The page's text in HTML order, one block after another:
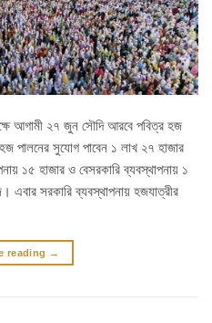
আগামী ২৭ জুন সৌদি আরবে পবিত্র হজ
পালনের সুযোগ পাবেন ১ লাখ ২৭ হাজার
১৫ হাজার ও বেসরকারি ব্যবস্থাপনায় ১
এবার সরকারি ব্যবস্থাপনায় হজযাত্রীর
reading →